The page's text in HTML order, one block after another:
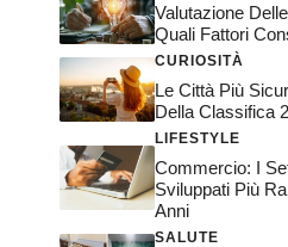
Valutazione
Quali Fattori
CURIOSITÀ
Le Città Più
Della Classifica
LIFESTYLE
Commercio: I
Sviluppati Più
Anni
SALUTE